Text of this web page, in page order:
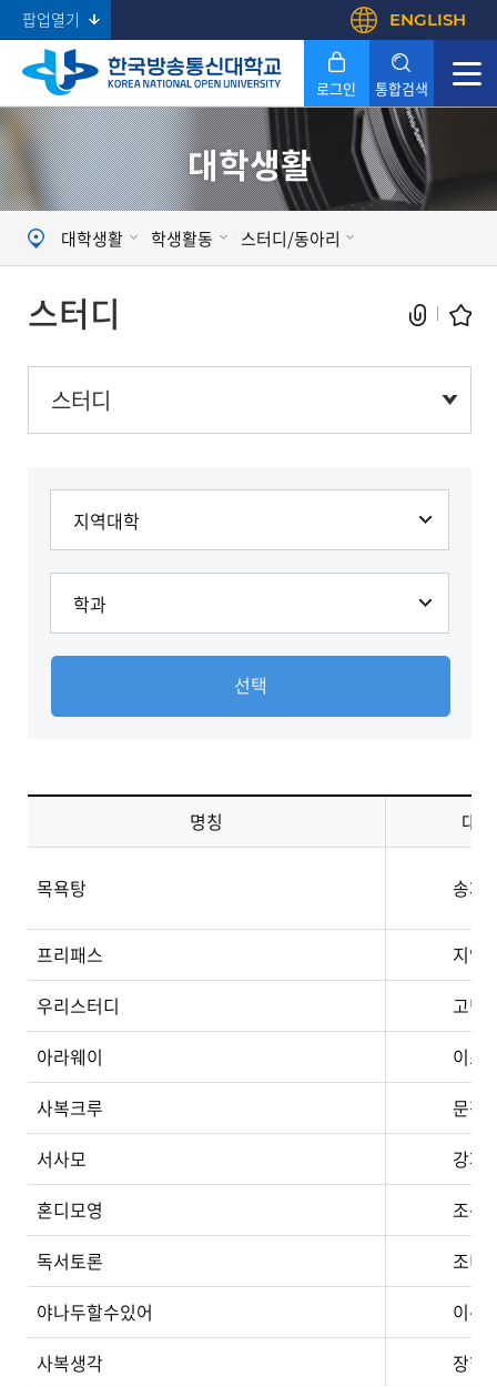
팝업열기 ENGLISH
로그인 통합검색
Search 대학생활
대학생활 학생활동 스터디/동아리
스터디
스터디
동아리
선택
명칭 대표
목욕탕 송재
프리패스
지영
우리스터디
고덕
아라웨이
이소
사복크루
문정
서사모
강파
혼디모영
조순
독서토론
조미
야나두할수있어
이춘
사복생각
장현